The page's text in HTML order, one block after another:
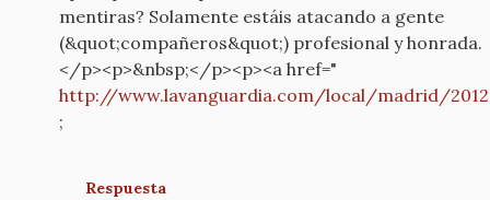
mentiras? Solamente estáis atacando a gente
(&quot;compañeros&quot;) profesional y honrada.
</p><p>&nbsp;</p><p><a href="
http://www.lavanguardia.com/local/madrid/
;
Respuesta